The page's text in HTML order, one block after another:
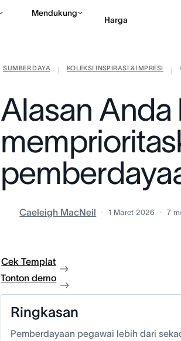
Mendukung
Harga
SUMBER DAYA KOLEKSI INSPIRASI & IMPRESI
Alasan Anda
Caeleigh MacNeil 1 Maret 2026 7
Cek Templat
Tonton demo
Ringkasan
Pemberdayaan pegawai lebih dari